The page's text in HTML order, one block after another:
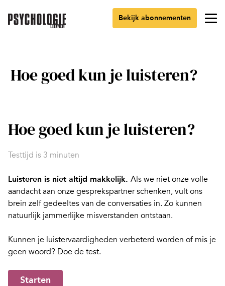
Bekijk abonnementen
Hoe goed kun je luisteren?
Hoe goed kun je luisteren?
Testtijd is 3 minuten
Luisteren is niet altijd makkelijk. Als we niet onze volle
aandacht aan onze gesprekspartner schenken, vult ons
brein zelf gedeeltes van de conversaties in. Zo kunnen
natuurlijk jammerlijke misverstanden ontstaan.
Kunnen je luistervaardigheden verbeterd worden of mis je
geen woord? Doe de test.
Starten